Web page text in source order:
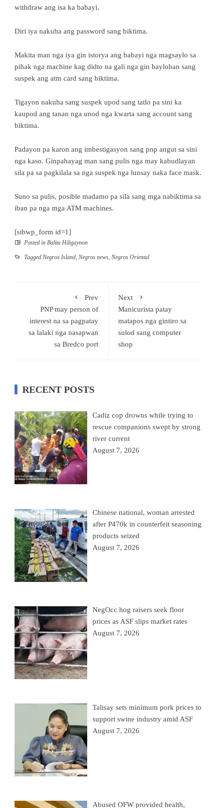
withdraw ang isa ka babayi.
Diri iya nakuha ang password sang biktima.
Makita man nga iya gin istorya ang babayi nga magsaylo sa
pihak nga machine kag didto na gali nga gin baylohan sang
suspek ang atm card sang biktima.
Tigayon nakuha sang suspek upod sang tatlo pa sini ka
kaupod ang tanan nga unod nga kwarta sang account sang
biktima.
Padayon pa karon ang imbestigasyon sang pnp angut sa sini
nga kaso. Ginpahayag man sang pulis nga may kabudlayan
sila pa sa pagkilala sa nga suspek nga lunsay naka face mask.
Suno sa pulis, posible madamo pa sila sang mga nabiktima sa
iban pa nga mga ATM machines.
[sibwp_form id=1]
Posted in Balita Hiligaynon
Tagged Negros Island Negros news Negros Oriental
Prev
PNP may person of
interest na sa pagpatay
sa lalaki nga nasapwan
sa Bredco port
Next
Manicurista patay
matapos nga gintiro sa
sulod sang computer
shop
RECENT POSTS
Cadiz cop drowns while trying to
rescue companions swept by strong
river current
August 7, 2026
Chinese national, woman arrested
after P470k in counterfeit seasoning
products seized
August 7, 2026
NegOcc hog raisers seek floor
prices as ASF slips market rates
August 7, 2026
Talisay sets minimum pork prices to
support swine industry amid ASF
August 7, 2026
Abused OFW provided health,